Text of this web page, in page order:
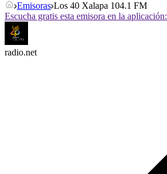
Emisoras Los 40 Xalapa 104.1 FM
Escucha gratis esta emisora en la aplicación:
radio.net